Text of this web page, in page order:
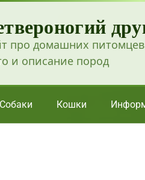
про домашних
и описание пород
Собаки Кошки